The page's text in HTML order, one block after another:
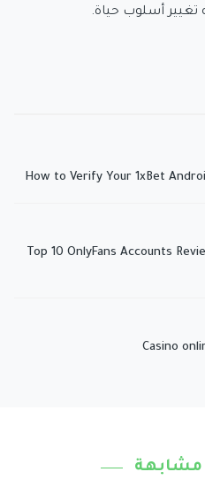
تغيير أسلوب حياة.
How to Verify Your 1xBet
Top 10 OnlyFans Accounts
Casino
مشابهة